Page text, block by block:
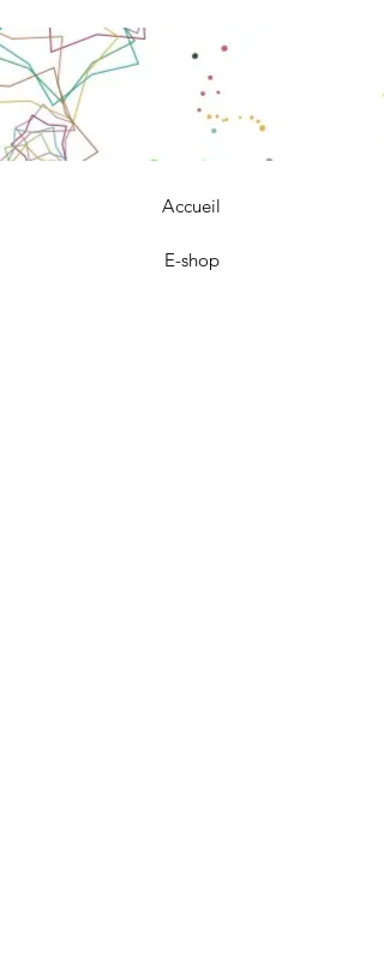
Accueil
E-shop